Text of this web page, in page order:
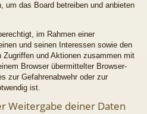
um das Board betreiben und anbieten
im Rahmen einer
und seinen Interessen sowie den
Zugriffen und Aktionen zusammen mit
Browser übermittelter Browser-
zur Gefahrenabwehr oder zur
ist.
Weitergabe deiner Daten